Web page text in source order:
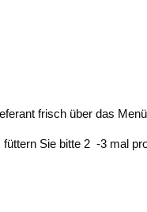
frisch über das
Sie bitte 2 -3 mal